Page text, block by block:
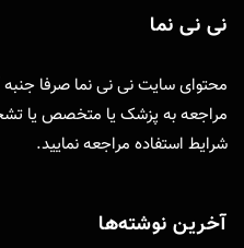
نی نی نما
محتوای سایت نی نی نما صرفا
مراجعه به پزشک یا متخصص یا
شرایط استفاده مراجعه نمایید.
آخرین نوشته‌ها